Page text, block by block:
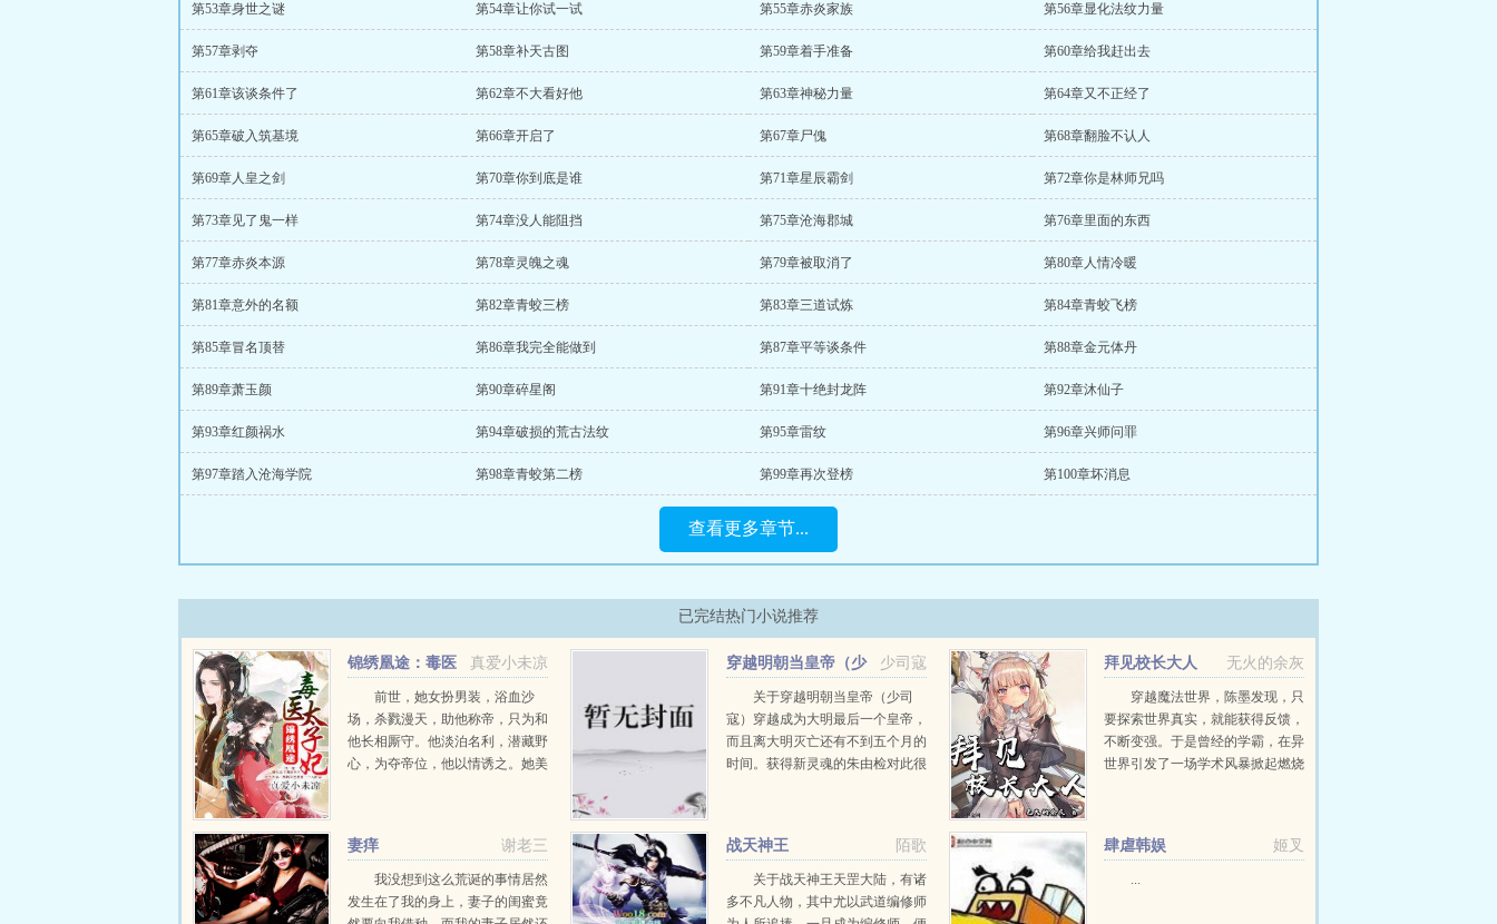
第53章身世之谜 第54章让你试一试 第55章赤炎家族 第56章显化法纹力量
第57章剥夺 第58章补天古图 第59章着手准备 第60章给我赶出去
第61章该谈条件了 第62章不大看好他 第63章神秘力量 第64章又不正经了
第65章破入筑基境 第66章开启了 第67章尸傀 第68章翻脸不认人
第69章人皇之剑 第70章你到底是谁 第71章星辰霸剑 第72章你是林师兄吗
第73章见了鬼一样 第74章没人能阻挡 第75章沧海郡城 第76章里面的东西
第77章赤炎本源 第78章灵魄之魂 第79章被取消了 第80章人情冷暖
第81章意外的名额 第82章青蛟三榜 第83章三道试炼 第84章青蛟飞榜
第85章冒名顶替 第86章我完全能做到 第87章平等谈条件 第88章金元体丹
第89章萧玉颜 第90章碎星阁 第91章十绝封龙阵 第92章沐仙子
第93章红颜祸水 第94章破损的荒古法纹 第95章雷纹 第96章兴师问罪
第97章踏入沧海学院 第98章青蛟第二榜 第99章再次登榜 第100章坏消息
查看更多章节...
已完结热门小说推荐
真爱小未凉
锦绣凰途：毒医
太子妃前世，她女扮男装，浴血沙
场，杀戮漫天，助他称帝，只为和
他长相厮守。他淡泊名利，潜藏野
心，为夺帝位，他以情诱之。她美
咒。含恨而亡，重生回到八年前...
少司寇
穿越明朝当皇帝（少
司寇）关于穿越明朝当皇帝（少司
寇）穿越成为大明最后一个皇帝，
而且离大明灭亡还有不到五个月的
时间。获得新灵魂的朱由检对此很
无火的余灰
拜见校长大人
穿越魔法世界，陈墨发现，只
要探索世界真实，就能获得反馈，
不断变强。于是曾经的学霸，在异
世界引发了一场学术风暴掀起燃烧
谢老三
妻痒
我没想到这么荒诞的事情居然
发生在了我的身上，妻子的闺蜜竟
陌歌
战天神王
关于战天神王天罡大陆，有诸
多不凡人物，其中尤以武道编修师
姬叉
肆虐韩娱
...